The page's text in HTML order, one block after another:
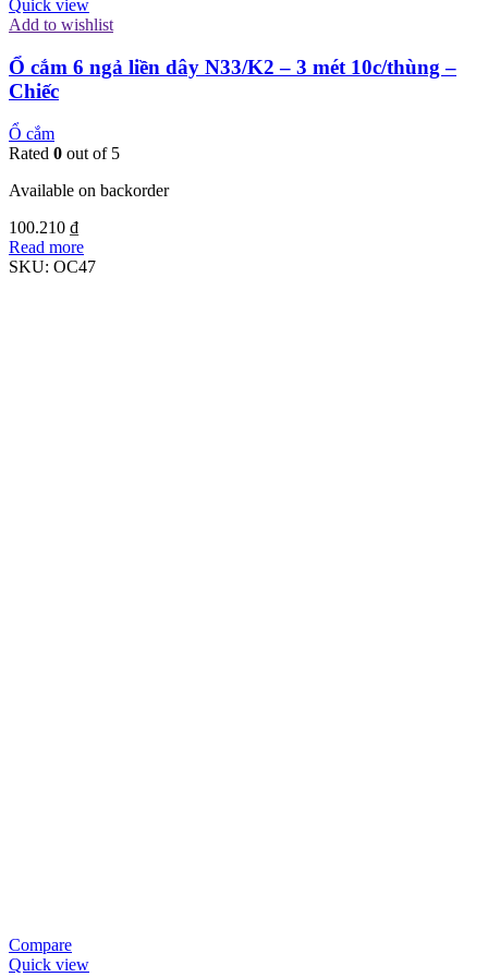
Quick view
Add to wishlist
Ổ cắm 6 ngả liền dây N33/K2 – 3 mét 10c/thùng –
Chiếc
Ổ cắm
Rated 0 out of 5
Available on backorder
100.210 ₫
Read more
SKU: OC47
Compare
Quick view